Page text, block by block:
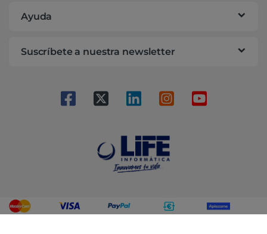
Ayuda
Suscríbete a nuestra newsletter